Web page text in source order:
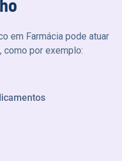
em Farmácia pode atuar
por exemplo: